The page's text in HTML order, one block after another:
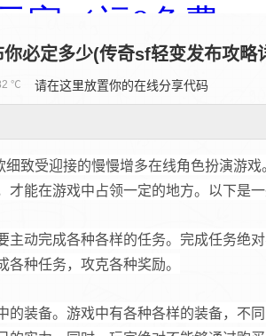
必定多少(传奇sf轻变发布攻略
℃ 请在这里放置你的在线分享代码
细致受迎接的慢慢增多在线角色扮演游
才能在游戏中占领一定的地方。以下是
主动完成各种各样的任务。完成任务绝
种任务，攻克各种奖励。
的装备。游戏中有各种各样的装备，不